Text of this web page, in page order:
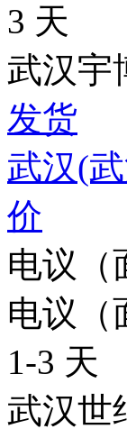
3 天
武汉宇
发货
武汉(
价
电议（
电议（
1-3 天
武汉世